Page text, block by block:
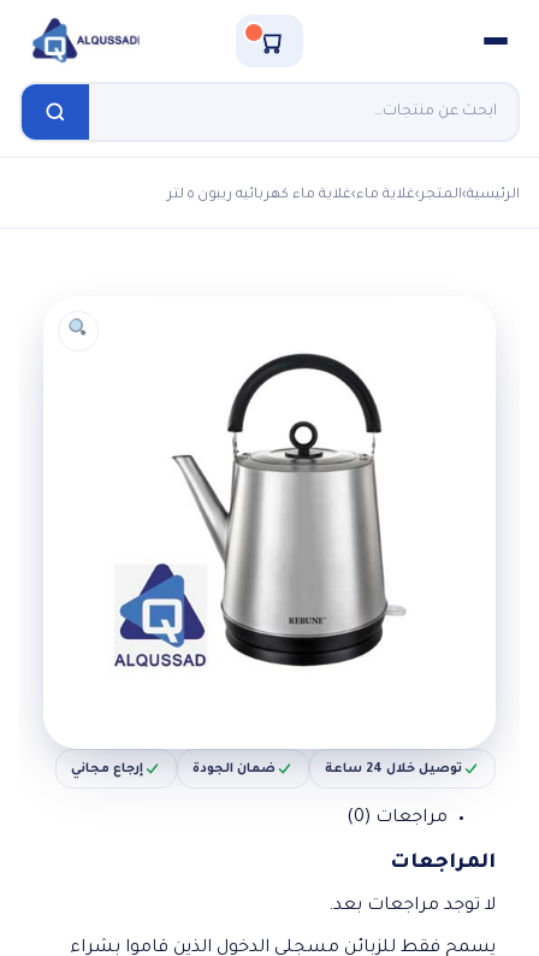
الرئيسية›المتجر›غلاية ماء›غلاية ماء كهربائيه ريبون ٥ لتر
توصيل خلال 24 ساعة ضمان الجودة إرجاع مجاني
مراجعات (0)
المراجعات
لا توجد مراجعات بعد.
يسمح فقط للزبائن مسجلي الدخول الذين قاموا بشراء